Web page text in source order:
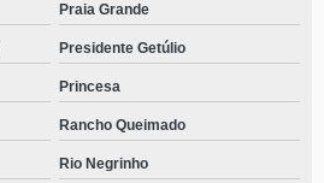
Praia Grande
Presidente Getúlio
Princesa
Rancho Queimado
Rio Negrinho